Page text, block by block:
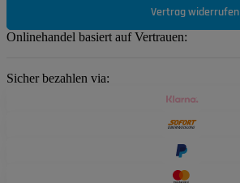
Vertrag widerrufen
Onlinehandel basiert auf Vertrauen:
Sicher bezahlen via: